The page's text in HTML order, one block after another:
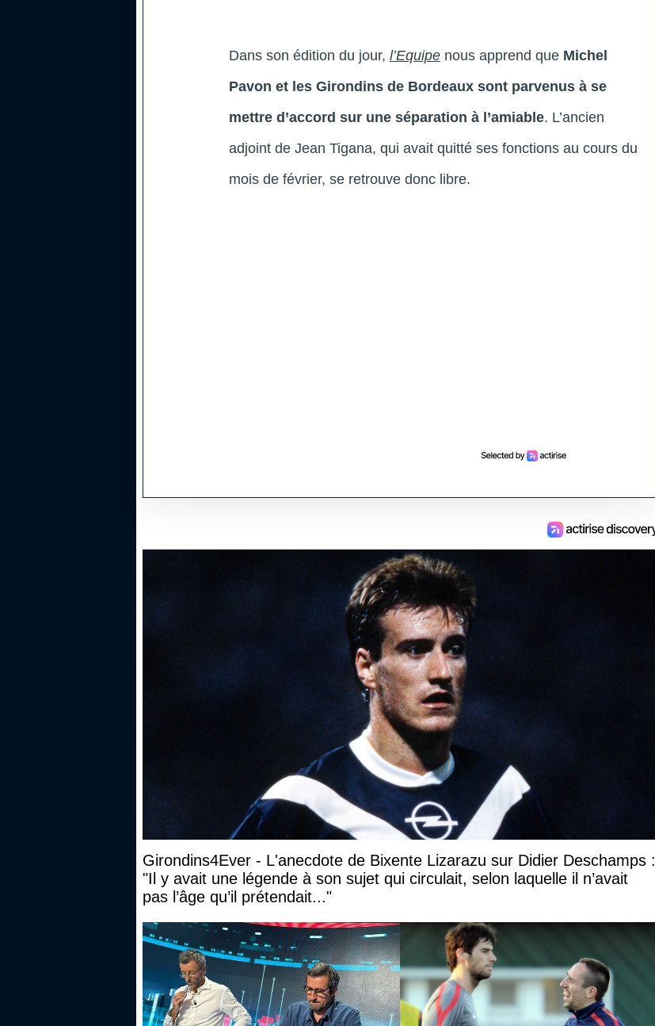
Dans son édition du jour, l’Equipe nous apprend que Michel
Pavon et les Girondins de Bordeaux sont parvenus à se
mettre d’accord sur une séparation à l’amiable. L’ancien
adjoint de Jean Tigana, qui avait quitté ses fonctions au cours du
mois de février, se retrouve donc libre.
Girondins4Ever - L'anecdote de Bixente Lizarazu sur Didier Deschamps :
"Il y avait une légende à son sujet qui circulait, selon laquelle il n’avait
pas l’âge qu’il prétendait..."